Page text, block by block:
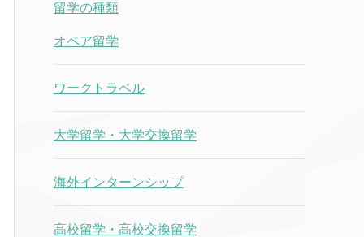
留学の種類
オペア留学
ワークトラベル
大学留学・大学交換留学
海外インターンシップ
高校留学・高校交換留学